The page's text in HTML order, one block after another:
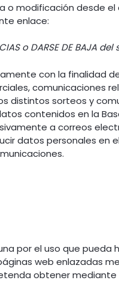
o modificación desde
enlace:
o DARSE DE BAJA del
con la finalidad
comunicaciones
distintos sorteos y
contenidos en la
a correos
datos personales en
por el uso que pueda
web enlazadas
obtener mediante